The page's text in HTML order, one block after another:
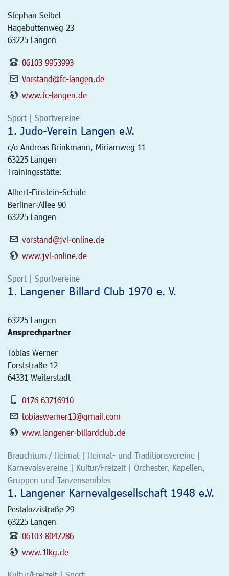
Stephan Seibel
Hagebuttenweg 23
63225 Langen
06103 9953993
Vorstand@fc-langen.de
www.fc-langen.de
Sport | Sportvereine
1. Judo-Verein Langen e.V.
c/o Andreas Brinkmann, Miriamweg 11
63225 Langen
Trainingsstätte:
Albert-Einstein-Schule
Berliner-Allee 90
63225 Langen
vorstand@jvl-online.de
www.jvl-online.de
Sport | Sportvereine
1. Langener Billard Club 1970 e. V.
63225 Langen
Ansprechpartner
Tobias Werner
Forststraße 12
64331 Weiterstadt
0176 63716910
tobiaswerner13@gmail.com
www.langener-billardclub.de
Brauchtum / Heimat | Heimat- und Traditionsvereine |
Karnevalsvereine | Kultur/Freizeit | Orchester, Kapellen,
Gruppen und Tanzensembles
1. Langener Karnevalgesellschaft 1948 e.V.
Pestalozzistraße 29
63225 Langen
06103 8047286
www.1lkg.de